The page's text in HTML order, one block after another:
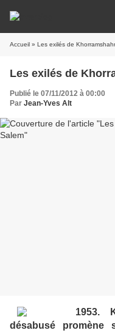
Accueil » Les exilés de
Les exilés de
Publié le 07/11/2012 à 00:00
Par Jean-Yves Alt
1953.
désabusé